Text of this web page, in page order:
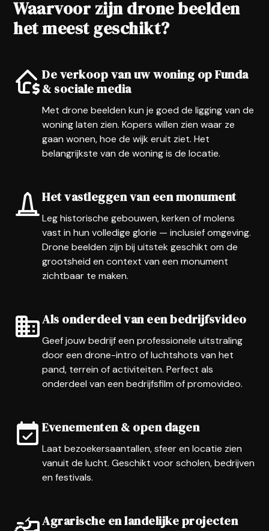
Waarvoor zijn drone beelden
het meest geschikt?
De verkoop van uw woning op Funda
& sociale media
Met drone beelden kun je goed de ligging van de
woning laten zien. Kopers willen zien waar ze
gaan wonen, hoe de wijk eruit ziet. Het
belangrijkste van de woning is de locatie.
Het vastleggen van een monument
Leg historische gebouwen, kerken of molens
vast in hun volledige glorie — inclusief omgeving.
Drone beelden zijn bij uitstek geschikt om de
grootsheid en context van een monument
zichtbaar te maken.
Als onderdeel van een bedrijfsvideo
Geef jouw bedrijf een professionele uitstraling
door een drone-intro of luchtshots van het
pand, terrein of activiteiten. Perfect als
onderdeel van een bedrijfsfilm of promovideo.
Evenementen & open dagen
Laat bezoekersaantallen, sfeer en locatie zien
vanuit de lucht. Geschikt voor scholen, bedrijven
en festivals.
Agrarische en landelijke projecten